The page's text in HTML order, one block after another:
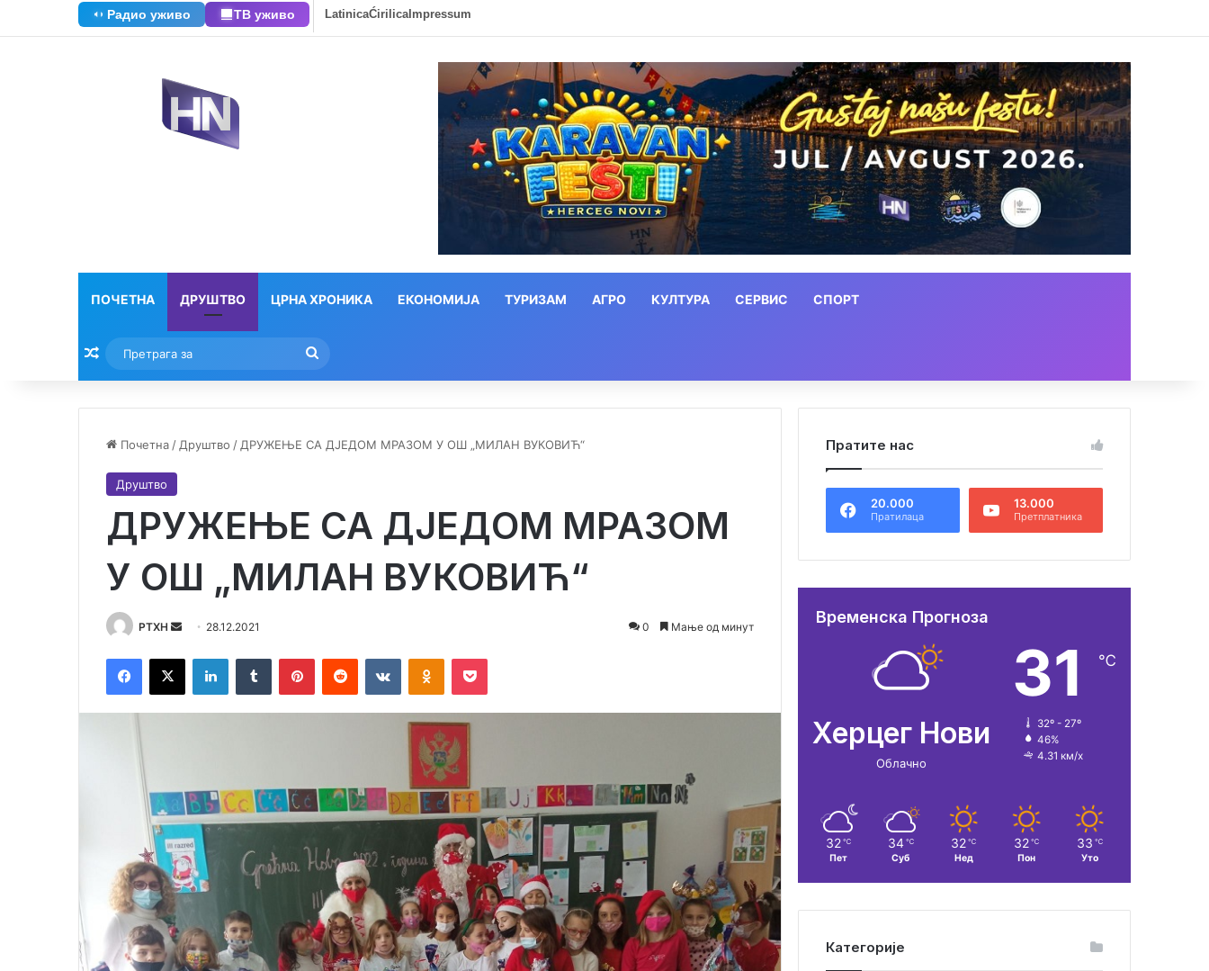
Радио уживо ТВ уживо LatinicaĆirilicaImpressum
ПОЧЕТНА ДРУШТВО ЦРНА ХРОНИКА ЕКОНОМИЈА ТУРИЗАМ АГРО КУЛТУРА СЕРВИС СПОРТ
Насумични текстови
Претрага
за
Почетна / Друштво / ДРУЖЕЊЕ СА ДЈЕДОМ МРАЗОМ У ОШ „МИЛАН ВУКОВИЋ“
Друштво
ДРУЖЕЊЕ СА ДЈЕДОМ МРАЗОМ
У ОШ „МИЛАН ВУКОВИЋ“
РТХН
Send
email
28.12.2021 0 Мање од минут
Facebook
X LinkedInTumblr PinterestReddit VKontakteOdnoklassniki
Pocket
Пратите нас
20.000
Пратилаца
13.000
Претплатника
Временска Прогноза
Херцег Нови
Облачно
31 ℃
32º - 27º
46%
4.31 км/х
32 ℃
Пет
34 ℃
Суб
32 ℃
Нед
32 ℃
Пон
33 ℃
Уто
Категорије